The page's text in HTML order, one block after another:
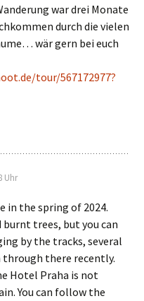
war drei Monate
durch die vielen
wär gern bei euch
tour/567172977?
Uhr
in the spring of 2024.
trees, but you can
by the tracks, several
through there recently.
Hotel Praha is not
You can follow the